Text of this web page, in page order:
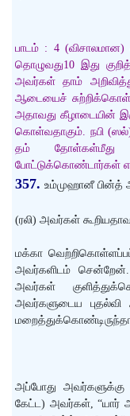
பாடம் : 4
தொழுவது10 இது
அவர்கள் தாம்
ஆடையைச்
அதாவது கீழாடையின்
கொள்வதாகும். நபி
தம்
போட்டுக்கொண்டார்கள்
357. உம்முஹானீ பின்த்
(ரலி) அவர்கள்
மக்கா
அவர்களிடம் சென்றேன்.
அவர்கள்
அவர்களுடைய புதல்வி
அப்போது
கேட்ட) அவர்கள், “யார்